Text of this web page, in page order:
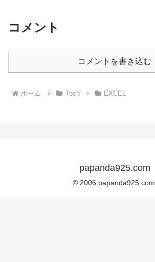
コメント
コメントを書き込む
ホーム Tech EXCEL
papanda925.com
© 2006 papanda925.com.